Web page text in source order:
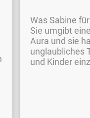
Was Sabine
Sie umgibt
Aura und sie
unglaubliches
und Kinder